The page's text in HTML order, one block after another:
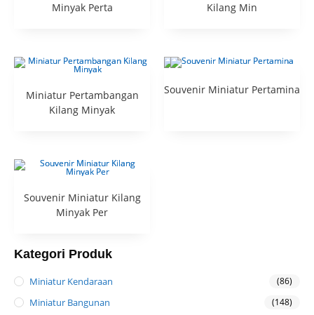
Minyak Perta
Kilang Min
Miniatur Pertambangan
Kilang Minyak
Souvenir Miniatur Pertamina
Souvenir Miniatur Kilang
Minyak Per
Kategori Produk
Miniatur Kendaraan (86)
Miniatur Bangunan (148)